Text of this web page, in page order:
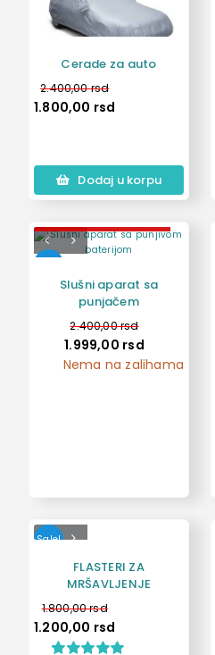
Cerade za auto
2.400,00rsd
1.800,00 rsd
Dodaj u korpu
Slušni aparat sa
punjačem
2.400,00rsd
1.999,00 rsd
Nema na zalihama
Sale!
FLASTERI ZA
MRŠAVLJENJE
1.800,00rsd
1.200,00 rsd